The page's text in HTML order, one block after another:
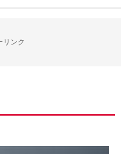
リンク